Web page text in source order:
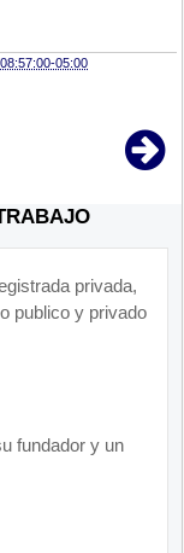
05:00
privada,
publico y privado
fundador y un